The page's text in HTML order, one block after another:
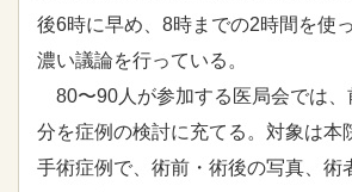
後6時に早め、8時までの2時間を使
濃い議論を行っている。
80〜90人が参加する医局会では、
分を症例の検討に充てる。対象は本
手術症例で、術前・術後の写真、術